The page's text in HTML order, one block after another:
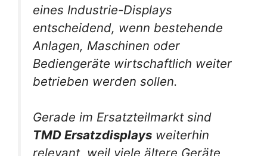
eines Industrie-Displays
entscheidend, wenn bestehende
Anlagen, Maschinen oder
Bediengeräte wirtschaftlich weiter
betrieben werden sollen.
Gerade im Ersatzteilmarkt sind
TMD Ersatzdisplays weiterhin
relevant, weil viele ältere Geräte